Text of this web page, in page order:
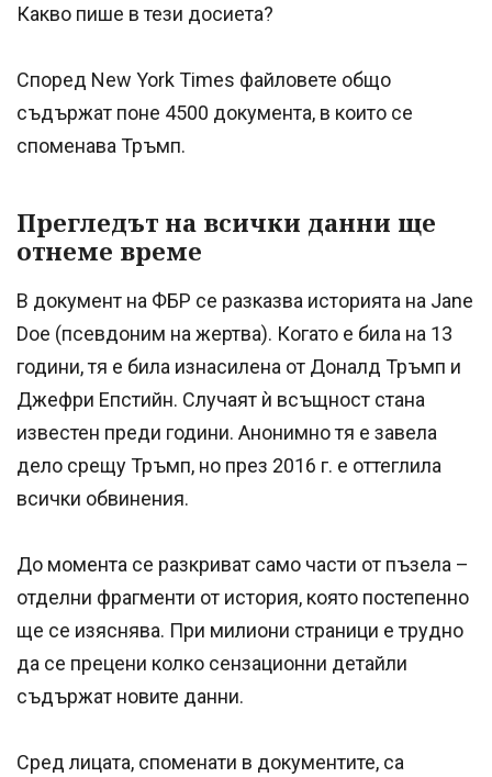
Какво пише в тези досиета?
Според New York Times файловете общо
съдържат поне 4500 документа, в които се
споменава Тръмп.
Прегледът на всички данни ще
отнеме време
В документ на ФБР се разказва историята на Jane
Doe (псевдоним на жертва). Когато е била на 13
години, тя е била изнасилена от Доналд Тръмп и
Джефри Епстийн. Случаят ѝ всъщност стана
известен преди години. Анонимно тя е завела
дело срещу Тръмп, но през 2016 г. е оттеглила
всички обвинения.
До момента се разкриват само части от пъзела –
отделни фрагменти от история, която постепенно
ще се изяснява. При милиони страници е трудно
да се прецени колко сензационни детайли
съдържат новите данни.
Сред лицата, споменати в документите, са